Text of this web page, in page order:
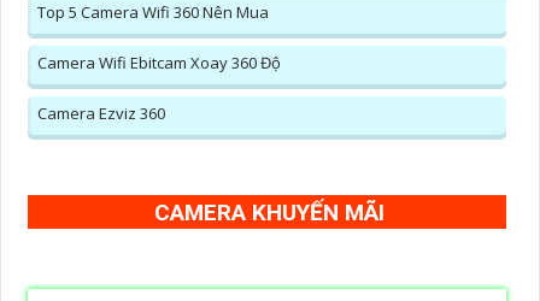
Top 5 Camera Wifi 360 Nên Mua
Camera Wifi Ebitcam Xoay 360 Độ
Camera Ezviz 360
CAMERA KHUYẾN MÃI